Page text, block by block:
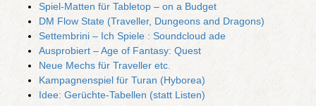
Spiel-Matten für Tabletop – on a Budget
DM Flow State (Traveller, Dungeons and Dragons)
Settembrini – Ich Spiele : Soundcloud ade
Ausprobiert – Age of Fantasy: Quest
Neue Mechs für Traveller etc.
Kampagnenspiel für Turan (Hyborea)
Idee: Gerüchte-Tabellen (statt Listen)